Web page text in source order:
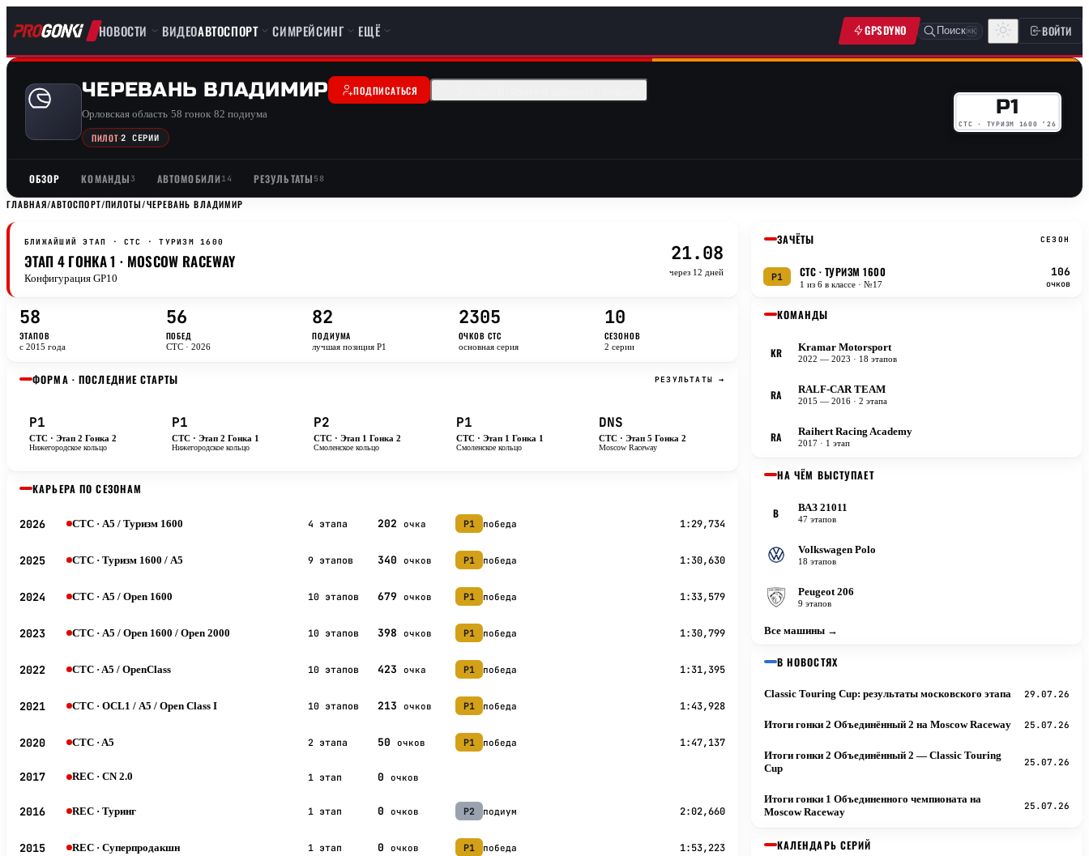
НОВОСТИ ВИДЕОАВТОСПОРТ СИМРЕЙСИНГ ЕЩЁ GPSDYNO Поиск⌘K ВОЙТИ
ЧЕРЕВАНЬ ВЛАДИМИР ПОДПИСАТЬСЯ
Орловская область·58 гонок·82 подиума
ПИЛОТ·2 СЕРИИ
P1
CTC · ТУРИЗМ 1600 ’26
ОБЗОР КОМАНДЫ3 АВТОМОБИЛИ14 РЕЗУЛЬТАТЫ 58
ГЛАВНАЯ/АВТОСПОРТ/ПИЛОТЫ/ЧЕРЕВАНЬ ВЛАДИМИР
БЛИЖАЙШИЙ ЭТАП · CTC · ТУРИЗМ 1600
ЭТАП 4 ГОНКА 1 · MOSCOW RACEWAY
Конфигурация GP10
21.08
через 12 дней
58
ЭТАПОВ
с 2015 года
56
ПОБЕД
CTC · 2026
82
ПОДИУМА
лучшая позиция P1
2305
ОЧКОВ CTC
основная серия
10
СЕЗОНОВ
2 серии
ФОРМА · ПОСЛЕДНИЕ СТАРТЫ РЕЗУЛЬТАТЫ →
P1
CTC · Этап 2 Гонка 2
Нижегородское кольцо
P1
CTC · Этап 2 Гонка 1
Нижегородское кольцо
P2
CTC · Этап 1 Гонка 2
Смоленское кольцо
P1
CTC · Этап 1 Гонка 1
Смоленское кольцо
DNS
CTC · Этап 5 Гонка 2
Moscow Raceway
КАРЬЕРА ПО СЕЗОНАМ
2026 CTC · А5 / Туризм 1600 4 этапа 202очка P1 победа 1:29,734
2025 CTC · Туризм 1600 / А5 9 этапов 340очков P1 победа 1:30,630
2024 CTC · А5 / Open 1600 10 этапов 679очков P1 победа 1:33,579
2023 CTC · А5 / Open 1600 / Open 2000 10 этапов 398очков P1 победа 1:30,799
2022 CTC · A5 / OpenClass 10 этапов 423очка P1 победа 1:31,395
2021 CTC · OCL1 / А5 / Open Class I 10 этапов 213очков P1 победа 1:43,928
2020 CTC · A5 2 этапа 50очков P1 победа 1:47,137
2017 REC · CN 2.0 1 этап 0очков
2016 REC · Туринг 1 этап 0очков P2 подиум 2:02,660
2015 REC · Суперпродакшн 1 этап 0очков P1 победа 1:53,223
ЗАЧЁТЫ СЕЗОН
P1 CTC · ТУРИЗМ 1600
1 из 6 в классе · №17
106
очков
КОМАНДЫ
KR Kramar Motorsport
2022 — 2023 · 18 этапов
RA RALF-CAR TEAM
2015 — 2016 · 2 этапа
RA Raihert Racing Academy
2017 · 1 этап
НА ЧЁМ ВЫСТУПАЕТ
В ВАЗ 21011
47 этапов
Volkswagen Polo
18 этапов
Peugeot 206
9 этапов
Все машины →
В НОВОСТЯХ
Classic Touring Cup: результаты московского этапа 29.07.26
Итоги гонки 2 Объединённый 2 на Moscow Raceway 25.07.26
Итоги гонки 2 Объединённый 2 — Classic Touring
Cup
25.07.26
Итоги гонки 1 Объединенного чемпионата на
Moscow Raceway
25.07.26
КАЛЕНДАРЬ СЕРИЙ